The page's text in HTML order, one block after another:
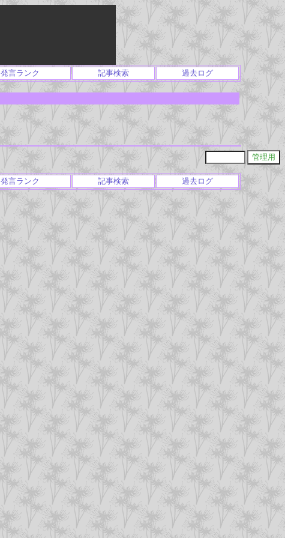
発言ランク 記事検索 過去ログ
発言ランク 記事検索 過去ログ